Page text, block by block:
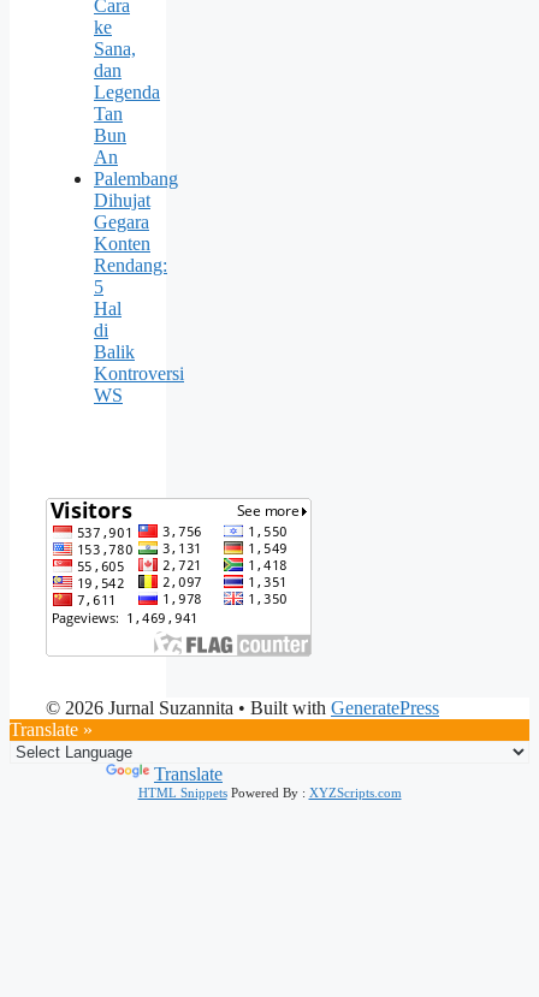
Cara
ke
Sana,
dan
Legenda
Tan
Bun
An
Palembang
Dihujat
Gegara
Konten
Rendang:
5
Hal
di
Balik
Kontroversi
WS
© 2026 Jurnal Suzannita • Built with GeneratePress
Translate »
Translate
HTML SnippetsPowered By : XYZScripts.com